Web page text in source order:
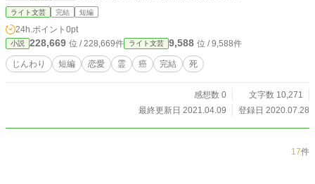
ライト文芸 完結 短編
24h.ポイント 0pt
小説 228,669 位 / 228,669件 ライト文芸 9,588 位 / 9,588件
じんわり 短編 恋愛 霊 癌 完結 死
感想数 0
文字数 10,271
最終更新日 2021.04.09
登録日 2020.07.28
17件